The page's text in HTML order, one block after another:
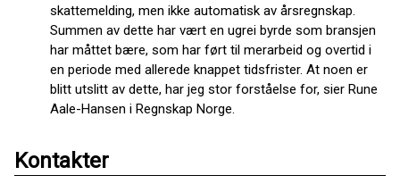
skattemelding, men ikke automatisk av årsregnskap.
Summen av dette har vært en ugrei byrde som bransjen
har måttet bære, som har ført til merarbeid og overtid i
en periode med allerede knappet tidsfrister. At noen er
blitt utslitt av dette, har jeg stor forståelse for, sier Rune
Aale-Hansen i Regnskap Norge.
Kontakter